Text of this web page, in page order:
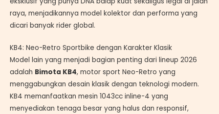
raya, menjadikannya model kolektor dan performa yang
dicari banyak rider global.
KB4: Neo-Retro Sportbike dengan Karakter Klasik
Model lain yang menjadi bagian penting dari lineup 2026
adalah Bimota KB4, motor sport Neo-Retro yang
menggabungkan desain klasik dengan teknologi modern.
KB4 memanfaatkan mesin 1043cc inline-4 yang
menyediakan tenaga besar yang halus dan responsif,